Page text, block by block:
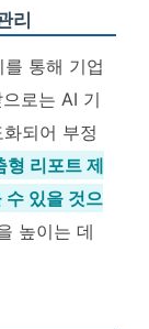
리
통해 기업
로는 AI 기
되어 부정
형 리포트 제
수 있을 것으
높이는 데